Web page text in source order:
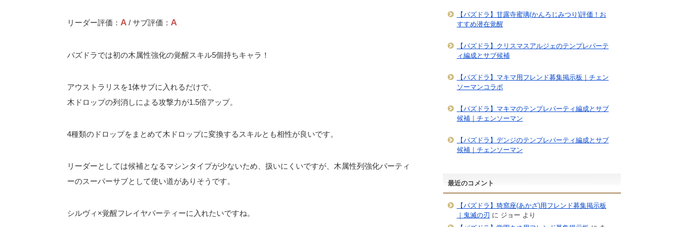
リーダー評価： A / サブ評価： A
パズドラでは初の木属性強化の覚醒スキル5個持ちキャラ！
アウストラリスを1体サブに入れるだけで、
木ドロップの列消しによる攻撃力が1.5倍アップ。
4種類のドロップをまとめて木ドロップに変換するスキルとも相性が良いです。
リーダーとしては候補となるマシンタイプが少ないため、扱いにくいですが、木属性列強化パーティ
ーのスーパーサブとして使い道がありそうです。
シルヴィ×覚醒フレイヤパーティーに入れたいですね。
【パズドラ】甘露寺蜜璃(かんろじみつり)評価！お
すすめ潜在覚醒
【パズドラ】クリスマスアルジェのテンプレパーテ
ィ編成とサブ候補
【パズドラ】マキマ用フレンド募集掲示板｜チェン
ソーマンコラボ
【パズドラ】マキマのテンプレパーティ編成とサブ
候補｜チェンソーマン
【パズドラ】デンジのテンプレパーティ編成とサブ
候補｜チェンソーマン
最近のコメント
【パズドラ】猗窩座(あかざ)用フレンド募集掲示板
｜鬼滅の刃 に ジョー より